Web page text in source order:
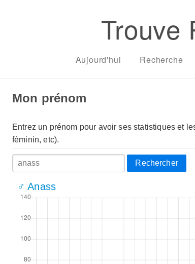
Trouve
Aujourd'hui Recherche
Mon prénom
Entrez un prénom pour avoir ses statistiques et
féminin, etc).
Rechercher
♂ Anass